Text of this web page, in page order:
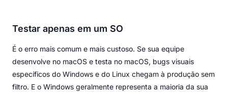
Testar apenas em um SO
É o erro mais comum e mais custoso. Se sua equipe
desenvolve no macOS e testa no macOS, bugs visuais
específicos do Windows e do Linux chegam à produção sem
filtro. E o Windows geralmente representa a maioria da sua